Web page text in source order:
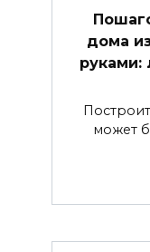
дома
руками:
может